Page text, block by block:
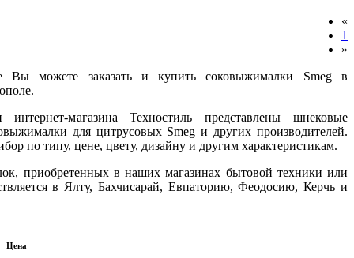
«
1
»
Вы можете заказать и купить соковыжималки Smeg в
магазина Техностиль представлены шнековые
для цитрусовых Smeg и других производителей.
по типу, цене, цвету, дизайну и другим характеристикам.
приобретенных в наших магазинах бытовой техники или
в Ялту, Бахчисарай, Евпаторию, Феодосию, Керчь и
Цена